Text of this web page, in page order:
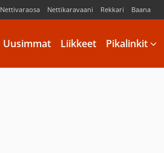
Nettivaraosa Nettikaravaani Rekkari Baana
Uusimmat Liikkeet Pikalinkit